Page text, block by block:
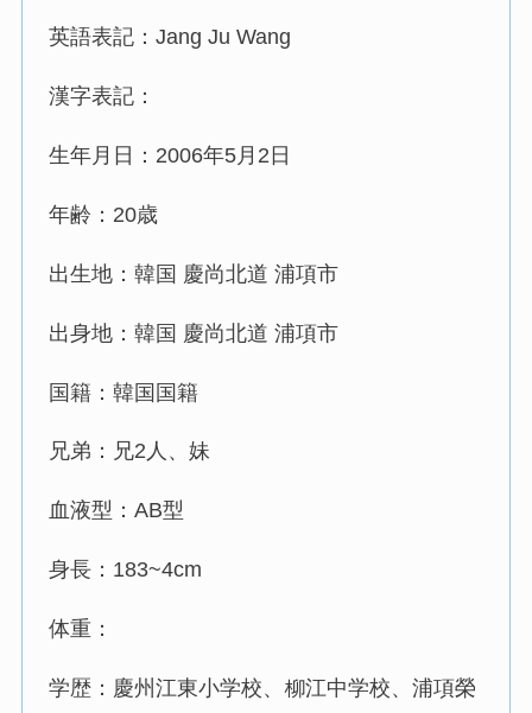
英語表記：Jang Ju Wang
漢字表記：
生年月日：2006年5月2日
年齢：20歳
出生地：韓国 慶尚北道 浦項市
出身地：韓国 慶尚北道 浦項市
国籍：韓国国籍
兄弟：兄2人、妹
血液型：AB型
身長：183~4cm
体重：
学歴：慶州江東小学校、柳江中学校、浦項榮